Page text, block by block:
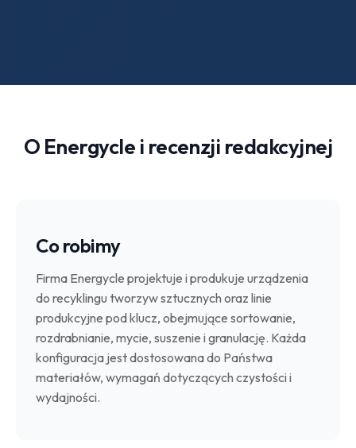
O Energycle i recenzji redakcyjnej
Co robimy
Firma Energycle projektuje i produkuje urządzenia
do recyklingu tworzyw sztucznych oraz linie
produkcyjne pod klucz, obejmujące sortowanie,
rozdrabnianie, mycie, suszenie i granulację. Każda
konfiguracja jest dostosowana do Państwa
materiałów, wymagań dotyczących czystości i
wydajności.